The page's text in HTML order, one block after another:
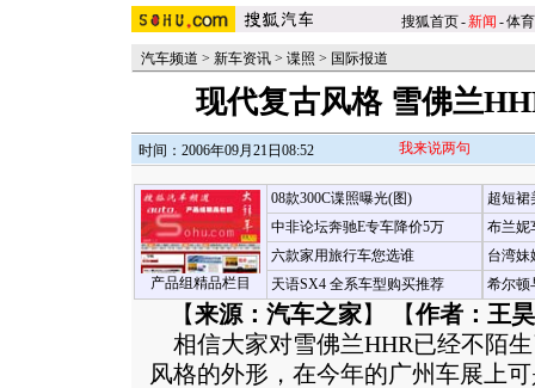
搜狐首页-新闻 -体育
汽车频道 > 新车资讯 > 谍照 > 国际报道
现代复古风格 雪佛兰
时间：2006年09月21日08:52 我来说两句
产品组精品栏目
08款300C谍照曝光(图)
中非论坛奔驰E专车降价5万
六款家用旅行车您选谁
天语SX4 全系车型购买推荐
超短裙
布兰妮
台湾妹
希尔顿
【来源：汽车之家】 【作者：王昊
相信大家对雪佛兰HHR已经不陌
风格的外形，在今年的广州车展上